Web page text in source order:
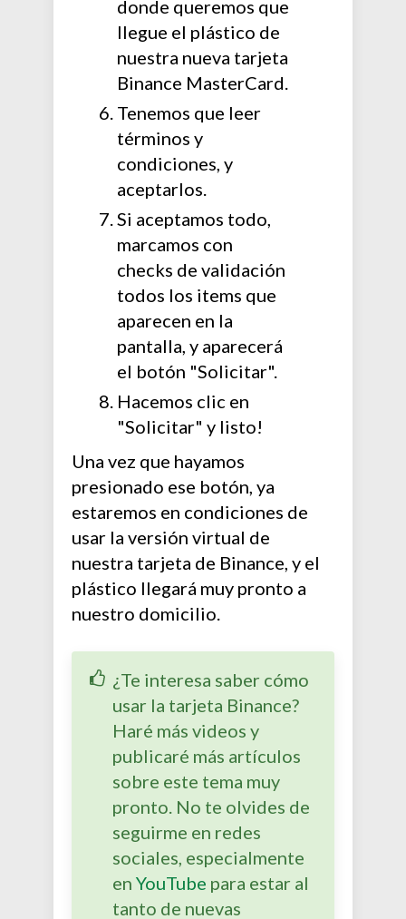
donde queremos que
llegue el plástico de
nuestra nueva tarjeta
Binance MasterCard.
Tenemos que leer
términos y
condiciones, y
aceptarlos.
Si aceptamos todo,
marcamos con
checks de validación
todos los items que
aparecen en la
pantalla, y aparecerá
el botón "Solicitar".
Hacemos clic en
"Solicitar" y listo!
Una vez que hayamos
presionado ese botón, ya
estaremos en condiciones de
usar la versión virtual de
nuestra tarjeta de Binance, y el
plástico llegará muy pronto a
nuestro domicilio.
¿Te interesa saber cómo
usar la tarjeta Binance?
Haré más videos y
publicaré más artículos
sobre este tema muy
pronto. No te olvides de
seguirme en redes
sociales, especialmente
en YouTube para estar al
tanto de nuevas